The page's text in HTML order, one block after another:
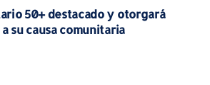
50+ destacado y otorgará
su causa comunitaria